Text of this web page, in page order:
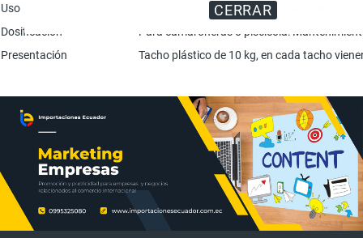
CERRAR
Uso
Para degradar materia orgánica de suelos
Dosificación
Para camaroneras o piscícola:
Presentación
Tacho plástico de 10 kg, en cada tacho